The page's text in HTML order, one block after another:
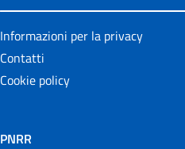
Informazioni per la privacy
Contatti
Cookie policy
PNRR